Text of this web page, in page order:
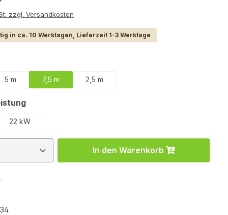
inkl. MwSt. zzgl. Versandkosten
in ca. 10 Werktagen, Lieferzeit 1-3 Werktage
ist zurzeit nicht verfügbar.)
5 m 7,5 m 2,5 m
auswählen
22 kW
Gib den gewünschten Wert
In den Warenkorb